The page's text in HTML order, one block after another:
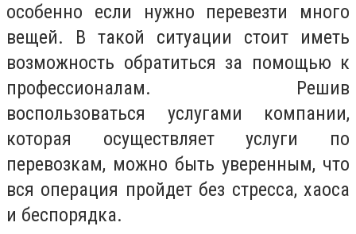
особенно если нужно перевезти много
вещей. В такой ситуации стоит иметь
возможность обратиться за помощью к
профессионалам. Решив
воспользоваться услугами компании,
которая осуществляет услуги по
перевозкам, можно быть уверенным, что
вся операция пройдет без стресса, хаоса
и беспорядка.